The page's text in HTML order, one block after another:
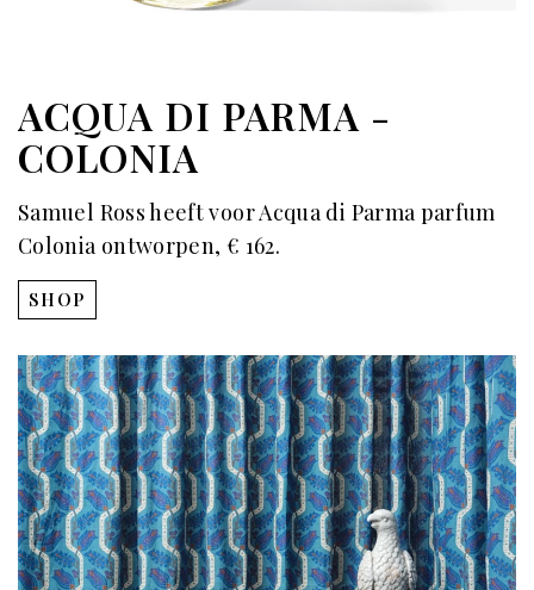
ACQUA DI PARMA -
COLONIA
Samuel Ross heeft voor Acqua di Parma parfum
Colonia ontworpen, € 162.
SHOP